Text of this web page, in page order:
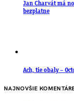
Jan Charvát má
bezplatne
Ach, tie obaly –
NAJNOVŠIE